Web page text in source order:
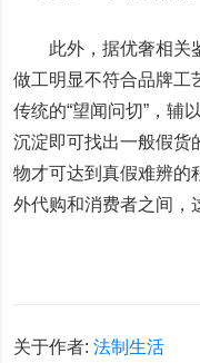
此外，据优奢相关鉴
做工明显不符合品牌工
传统的“望闻问切”，辅
沉淀即可找出一般假货
物才可达到真假难辨的
外代购和消费者之间，
关于作者:法制生活